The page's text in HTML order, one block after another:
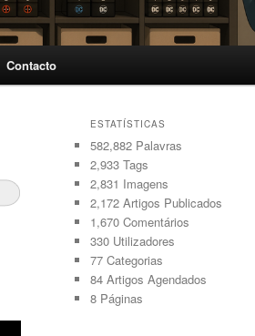
Contacto
ESTATÍSTICAS
582,882 Palavras
2,933 Tags
2,831 Imagens
2,172 Artigos Publicados
1,670 Comentários
330 Utilizadores
77 Categorias
84 Artigos Agendados
8 Páginas